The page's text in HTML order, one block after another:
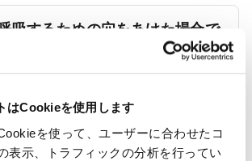
はCookieを使用します
を使って、ユーザーに合わせたコ
表示、トラフィックの分析を行ってい
吸するための穴をあけた場合で
だし穴径や穴数が大きすぎる場合は機能
ださい。